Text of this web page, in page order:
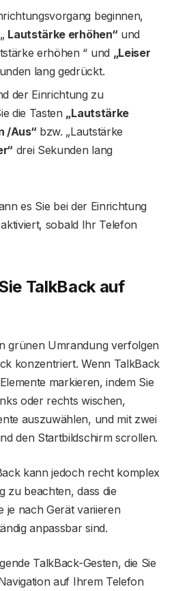
beginnen,
Lautstärke erhöhen“ und
erhöhen “ und „Leiser
lang gedrückt.
der Einrichtung zu
die Tasten „Lautstärke
/Aus“ bzw. „Lautstärke
drei Sekunden lang
es Sie bei der Einrichtung
sobald Ihr Telefon
TalkBack auf
grünen Umrandung verfolgen
konzentriert. Wenn TalkBack
markieren, indem Sie
oder rechts wischen,
auszuwählen, und mit zwei
den Startbildschirm scrollen.
kann jedoch recht komplex
zu beachten, dass die
je nach Gerät variieren
anpassbar sind.
TalkBack-Gesten, die Sie
auf Ihrem Telefon